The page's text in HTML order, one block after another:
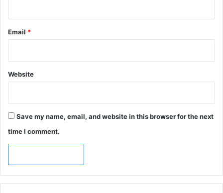
Email *
Website
Save my name, email, and website in this browser for the next
time I comment.